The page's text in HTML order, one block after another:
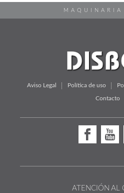
MAQUINARIA
Aviso Legal Política de uso
Contacto
ATENCIÓN AL